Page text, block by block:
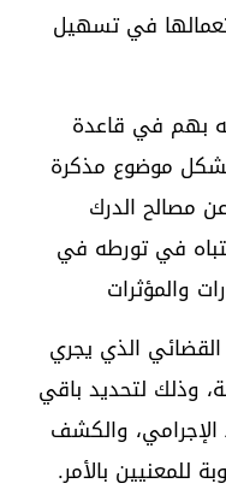
في تسهيل
بهم في قاعدة
يشكل موضوع مذكرة
مصالح الدرك
في تورطه في
والمؤثرات
الذي يجري
وذلك لتحديد باقي
الإجرامي، والكشف
للمعنيين بالأمر.